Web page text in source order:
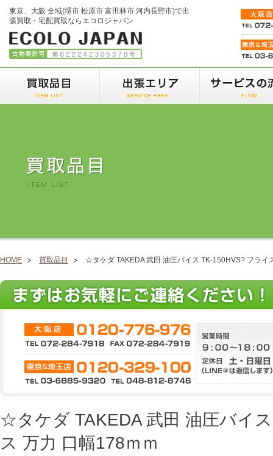
東京、大阪 全域(堺市 松原市 富田林市 河内長野市)で出
張買取・宅配買取ならエコロジャパン
HOME 買取品目 ☆タケダ TAKEDA 武田 油圧バイス TK-150HVS? フライ
☆タケダ TAKEDA 武田 油圧バイ
ス 万力 口幅178ｍｍ